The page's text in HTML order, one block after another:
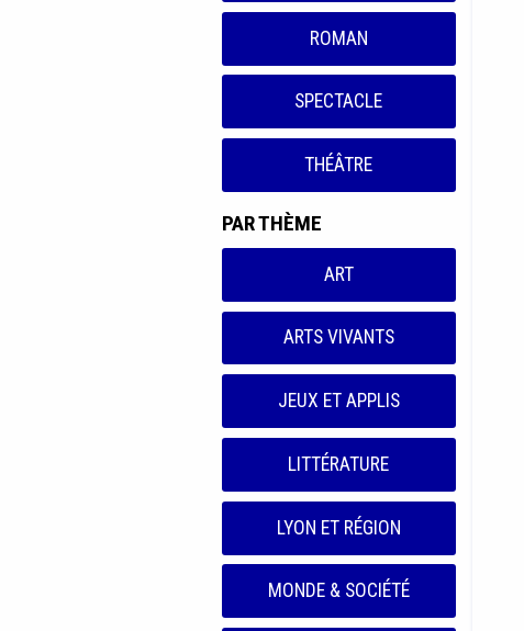
ROMAN
SPECTACLE
THÉÂTRE
PAR THÈME
ART
ARTS VIVANTS
JEUX ET APPLIS
LITTÉRATURE
LYON ET RÉGION
MONDE & SOCIÉTÉ